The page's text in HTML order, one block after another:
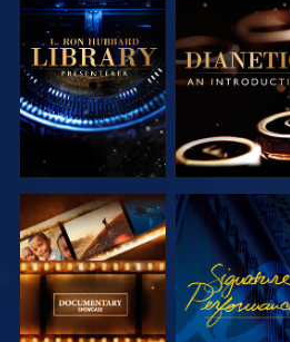
UTFORSK
SERIEN
UTFORSK
SERIEN
UTFORSK
SERIEN
SE